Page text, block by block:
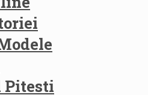
Pitesti